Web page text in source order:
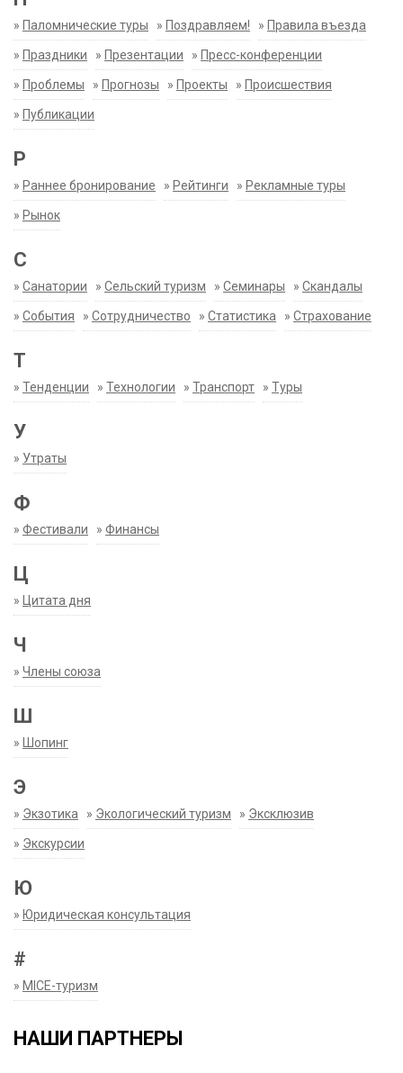
» Паломнические туры » Поздравляем! » Правила въезда
» Праздники » Презентации » Пресс-конференции
» Проблемы » Прогнозы » Проекты » Происшествия
» Публикации
Р
» Раннее бронирование » Рейтинги » Рекламные туры
» Рынок
С
» Санатории » Сельский туризм » Семинары » Скандалы
» События » Сотрудничество » Статистика » Страхование
Т
» Тенденции » Технологии » Транспорт » Туры
У
» Утраты
Ф
» Фестивали » Финансы
Ц
» Цитата дня
Ч
» Члены союза
Ш
» Шопинг
Э
» Экзотика » Экологический туризм » Эксклюзив
» Экскурсии
Ю
» Юридическая консультация
#
» MICE-туризм
НАШИ ПАРТНЕРЫ